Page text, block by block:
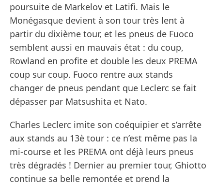
poursuite de Markelov et Latifi. Mais le
Monégasque devient à son tour très lent à
partir du dixième tour, et les pneus de Fuoco
semblent aussi en mauvais état : du coup,
Rowland en profite et double les deux PREMA
coup sur coup. Fuoco rentre aux stands
changer de pneus pendant que Leclerc se fait
dépasser par Matsushita et Nato.
Charles Leclerc imite son coéquipier et s’arrête
aux stands au 13è tour : ce n’est même pas la
mi-course et les PREMA ont déjà leurs pneus
très dégradés ! Dernier au premier tour, Ghiotto
continue sa belle remontée et prend la